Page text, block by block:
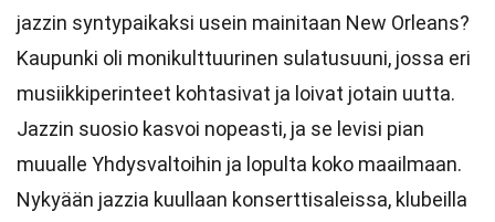
jazzin syntypaikaksi usein mainitaan New Orleans?
Kaupunki oli monikulttuurinen sulatusuuni, jossa eri
musiikkiperinteet kohtasivat ja loivat jotain uutta.
Jazzin suosio kasvoi nopeasti, ja se levisi pian
muualle Yhdysvaltoihin ja lopulta koko maailmaan.
Nykyään jazzia kuullaan konserttisaleissa, klubeilla